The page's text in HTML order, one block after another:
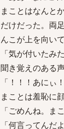
まことはなんと
だけだった。両
んこが上を向い
「気が付いたみ
聞き覚えのある
「！！！あにぃ
まことは羞恥に
「ごめんね。ま
「何言ってんだ